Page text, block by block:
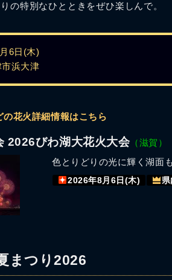
の特別なひとときをぜひ楽しんで。
6日(木)
浜大津
花火詳細情報はこちら
2026びわ湖大花火大会（滋賀）
色とりどりの光に輝く湖面
2026年8月6日(木) 県
つり2026